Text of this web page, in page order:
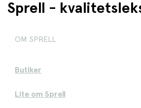
Sprell -
OM SPRELL
Butiker
Lite om Sprell